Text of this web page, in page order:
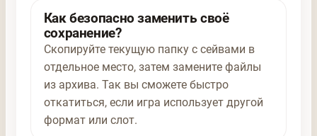
Как безопасно заменить своё
сохранение?
Скопируйте текущую папку с сейвами в
отдельное место, затем замените файлы
из архива. Так вы сможете быстро
откатиться, если игра использует другой
формат или слот.